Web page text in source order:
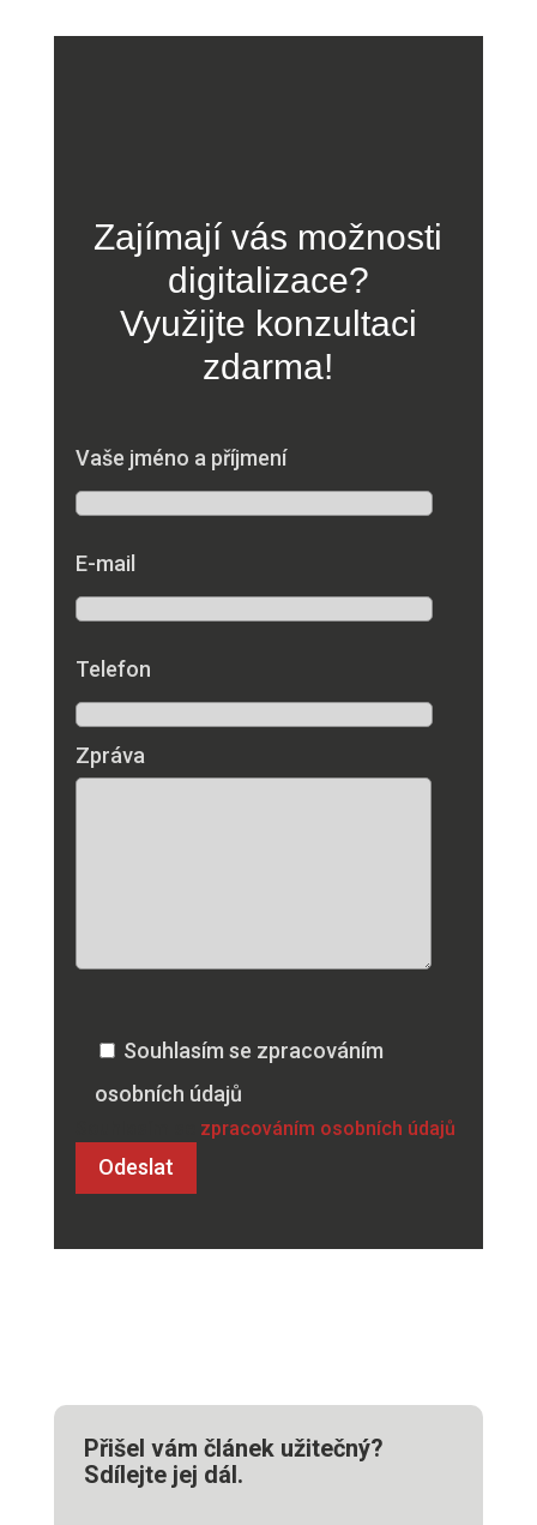
Zajímají vás možnosti
digitalizace?
Využijte konzultaci
zdarma!
Vaše jméno a příjmení
E-mail
Telefon
Zpráva
Souhlasím se zpracováním
osobních údajů
zpracováním osobních údajů
Přišel vám článek užitečný?
Sdílejte jej dál.